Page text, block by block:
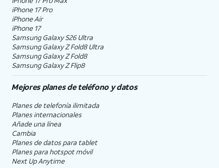
iPhone 17 Pro
iPhone Air
iPhone 17
Samsung Galaxy S26 Ultra
Samsung Galaxy Z Fold8 Ultra
Samsung Galaxy Z Fold8
Samsung Galaxy Z Flip8
Mejores planes de teléfono y datos
Planes de telefonía ilimitada
Planes internacionales
Añade una línea
Cambia
Planes de datos para tablet
Planes para hotspot móvil
Next Up Anytime